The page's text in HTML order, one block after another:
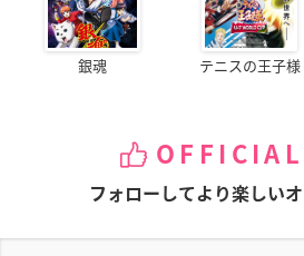
銀魂 テニスの王子様
フォローしてより楽しい